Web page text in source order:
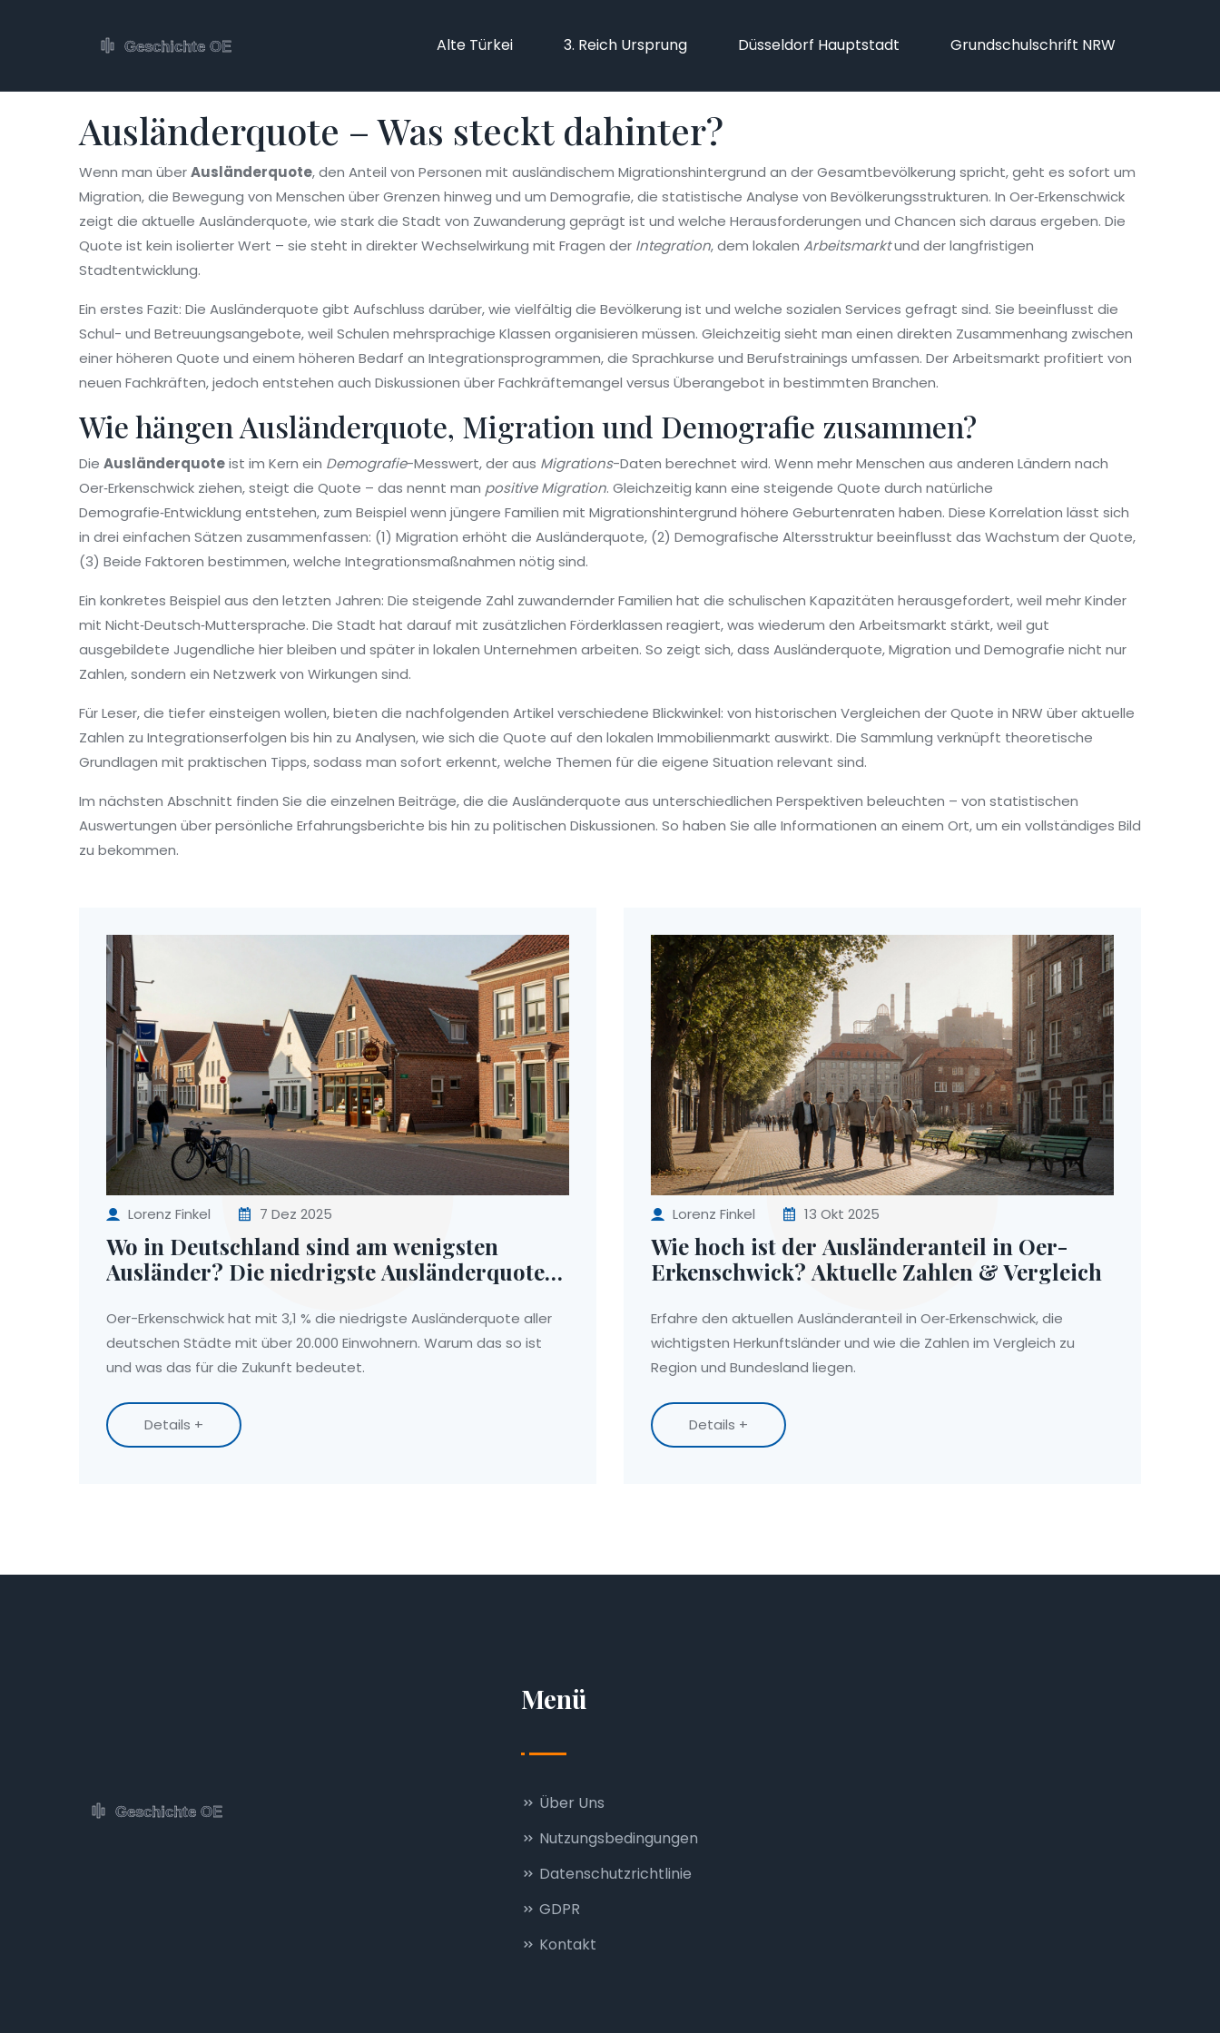
Alte Türkei 3. Reich Ursprung Düsseldorf Hauptstadt Grundschulschrift NRW
Ausländerquote – Was steckt dahinter?
Wenn man überAusländerquote,den Anteil von Personen mit ausländischem Migrationshintergrund an der Gesamtbevölkerung spricht, geht es sofort um
Migration,die Bewegung von Menschen über Grenzen hinweg und um Demografie,die statistische Analyse von Bevölkerungsstrukturen. In Oer‑Erkenschwick
zeigt die aktuelle Ausländerquote, wie stark die Stadt von Zuwanderung geprägt ist und welche Herausforderungen und Chancen sich daraus ergeben. Die
Quote ist kein isolierter Wert – sie steht in direkter Wechselwirkung mit Fragen der Integration, dem lokalen Arbeitsmarktund der langfristigen
Stadtentwicklung.
Ein erstes Fazit: Die Ausländerquote gibt Aufschluss darüber, wie vielfältig die Bevölkerung ist und welche sozialen Services gefragt sind. Sie beeinflusst die
Schul- und Betreuungsangebote, weil Schulen mehrsprachige Klassen organisieren müssen. Gleichzeitig sieht man einen direkten Zusammenhang zwischen
einer höheren Quote und einem höheren Bedarf an Integrationsprogrammen, die Sprachkurse und Berufstrainings umfassen. Der Arbeitsmarkt profitiert von
neuen Fachkräften, jedoch entstehen auch Diskussionen über Fachkräftemangel versus Überangebot in bestimmten Branchen.
Wie hängen Ausländerquote, Migration und Demografie zusammen?
Die Ausländerquoteist im Kern ein Demografie-Messwert, der aus Migrations-Daten berechnet wird. Wenn mehr Menschen aus anderen Ländern nach
Oer‑Erkenschwick ziehen, steigt die Quote – das nennt man positive Migration. Gleichzeitig kann eine steigende Quote durch natürliche
Demografie‑Entwicklung entstehen, zum Beispiel wenn jüngere Familien mit Migrationshintergrund höhere Geburtenraten haben. Diese Korrelation lässt sich
in drei einfachen Sätzen zusammenfassen: (1) Migration erhöht die Ausländerquote, (2) Demografische Altersstruktur beeinflusst das Wachstum der Quote,
(3) Beide Faktoren bestimmen, welche Integrationsmaßnahmen nötig sind.
Ein konkretes Beispiel aus den letzten Jahren: Die steigende Zahl zuwandernder Familien hat die schulischen Kapazitäten herausgefordert, weil mehr Kinder
mit Nicht‑Deutsch‑Muttersprache. Die Stadt hat darauf mit zusätzlichen Förderklassen reagiert, was wiederum den Arbeitsmarkt stärkt, weil gut
ausgebildete Jugendliche hier bleiben und später in lokalen Unternehmen arbeiten. So zeigt sich, dass Ausländerquote, Migration und Demografie nicht nur
Zahlen, sondern ein Netzwerk von Wirkungen sind.
Für Leser, die tiefer einsteigen wollen, bieten die nachfolgenden Artikel verschiedene Blickwinkel: von historischen Vergleichen der Quote in NRW über aktuelle
Zahlen zu Integrationserfolgen bis hin zu Analysen, wie sich die Quote auf den lokalen Immobilienmarkt auswirkt. Die Sammlung verknüpft theoretische
Grundlagen mit praktischen Tipps, sodass man sofort erkennt, welche Themen für die eigene Situation relevant sind.
Im nächsten Abschnitt finden Sie die einzelnen Beiträge, die die Ausländerquote aus unterschiedlichen Perspektiven beleuchten – von statistischen
Auswertungen über persönliche Erfahrungsberichte bis hin zu politischen Diskussionen. So haben Sie alle Informationen an einem Ort, um ein vollständiges Bild
zu bekommen.
Lorenz Finkel 7 Dez 2025
Wo in Deutschland sind am wenigsten
Ausländer? Die niedrigste Ausländerquote
Oer-Erkenschwick hat mit 3,1 % die niedrigste Ausländerquote aller
deutschen Städte mit über 20.000 Einwohnern. Warum das so ist
und was das für die Zukunft bedeutet.
Details +
Lorenz Finkel 13 Okt 2025
Wie hoch ist der Ausländeranteil in Oer-
Erkenschwick? Aktuelle Zahlen & Vergleich
Erfahre den aktuellen Ausländeranteil in Oer‑Erkenschwick, die
wichtigsten Herkunftsländer und wie die Zahlen im Vergleich zu
Region und Bundesland liegen.
Details +
Menü
Über Uns
Nutzungsbedingungen
Datenschutzrichtlinie
GDPR
Kontakt